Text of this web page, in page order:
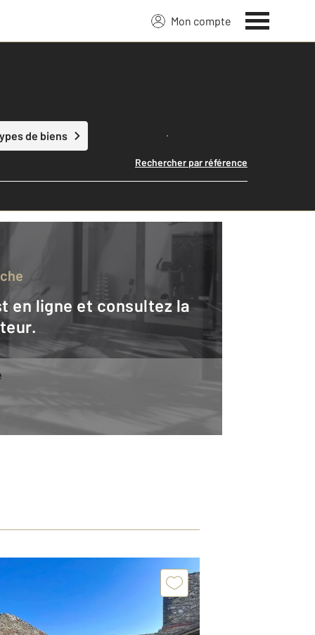
Mon compte
de biens Lancer ma recherche
Rechercher par référence